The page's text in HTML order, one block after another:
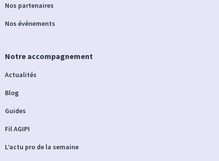
Nos partenaires
Nos événements
Notre accompagnement
Actualités
Blog
Guides
Fil AGIPI
L’actu pro de la semaine